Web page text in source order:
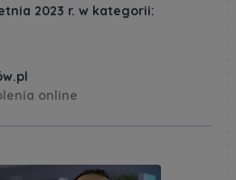
2023 r. w kategorii:
online